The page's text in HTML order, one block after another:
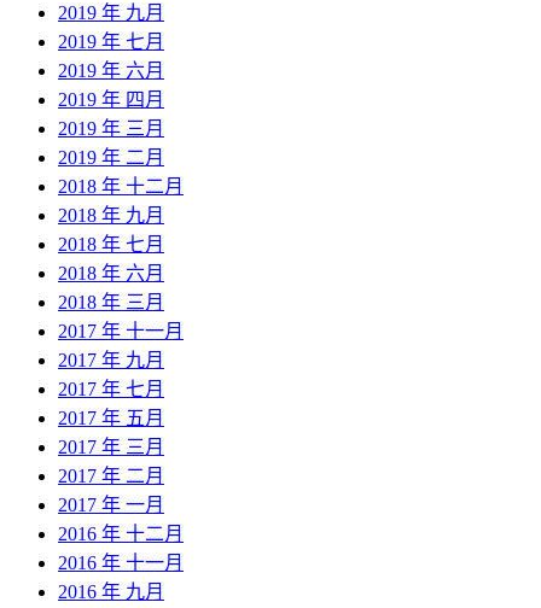
2019 年 九月
2019 年 七月
2019 年 六月
2019 年 四月
2019 年 三月
2019 年 二月
2018 年 十二月
2018 年 九月
2018 年 七月
2018 年 六月
2018 年 三月
2017 年 十一月
2017 年 九月
2017 年 七月
2017 年 五月
2017 年 三月
2017 年 二月
2017 年 一月
2016 年 十二月
2016 年 十一月
2016 年 九月